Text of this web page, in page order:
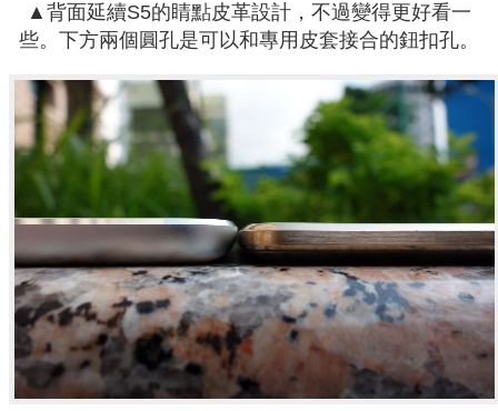
▲背面延續S5的睛點皮革設計，不過變得更好看一
些。下方兩個圓孔是可以和專用皮套接合的鈕扣孔。